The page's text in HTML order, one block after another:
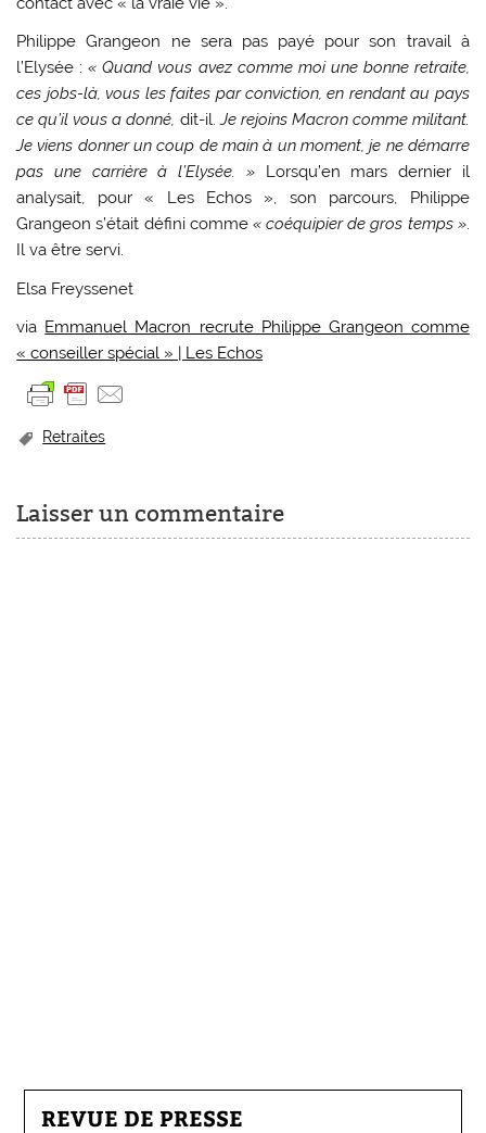
Philippe Grangeon ne sera pas payé pour son travail à
l’Elysée :« Quand vous avez comme moi une bonne retraite,
ces jobs-là, vous les faites par conviction, en rendant au pays
ce qu’il vous a donné, dit-il.Je rejoins Macron comme militant.
Je viens donner un coup de main à un moment, je ne démarre
pas une carrière à l’Elysée. »Lorsqu’en mars dernier il
analysait, pour « Les Echos », son parcours, Philippe
Grangeon s’était défini comme « coéquipier de gros temps ».
Il va être servi.
Elsa Freyssenet
via Emmanuel Macron recrute Philippe Grangeon comme
« conseiller spécial » | Les Echos
Retraites
Laisser un commentaire
REVUE DE PRESSE